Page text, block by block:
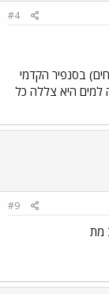
#4
בסנפיר הקדמי
למים היא צללה כל
#9
מת